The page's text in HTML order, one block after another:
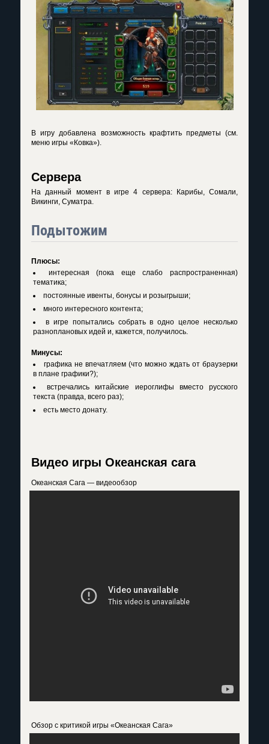
В игру добавлена возможность крафтить предметы (см.
меню игры «Ковка»).
Сервера
На данный момент в игре 4 сервера: Карибы, Сомали,
Викинги, Суматра.
Подытожим
Плюсы:
интересная (пока еще слабо распространенная)
тематика;
постоянные ивенты, бонусы и розыгрыши;
много интересного контента;
в игре попытались собрать в одно целое несколько
разноплановых идей и, кажется, получилось.
Минусы:
графика не впечатляем (что можно ждать от браузерки
в плане графики?);
встречались китайские иероглифы вместо русского
текста (правда, всего раз);
есть место донату.
Видео игры Океанская сага
Океанская Сага — видеообзор
Обзор с критикой игры «Океанская Сага»